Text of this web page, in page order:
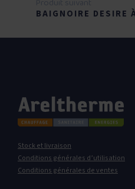
BAIGNOIRE DESIRE
Stock et livraison
Conditions générales d’utilisation
Conditions générales de ventes